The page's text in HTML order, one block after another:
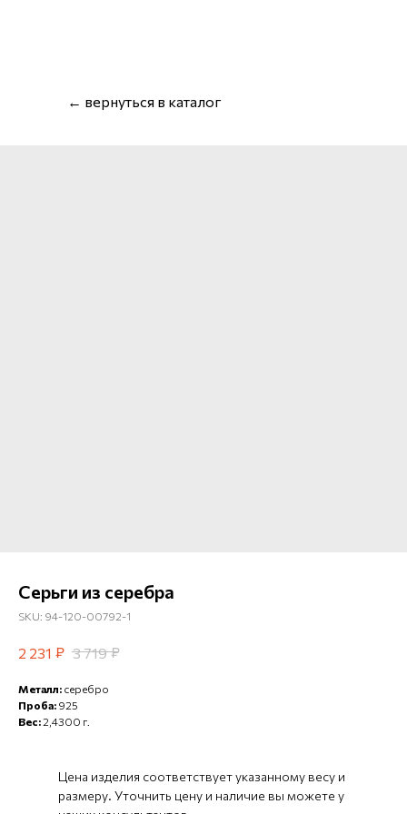
← вернуться в каталог
Серьги из серебра
SKU: 94-120-00792-1
2 231 ₽ 3 719 ₽
Металл: серебро
Проба: 925
Вес:2,4300 г.
Цена изделия соответствует указанному весу и
размеру. Уточнить цену и наличие вы можете у